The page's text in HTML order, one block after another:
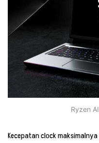
Ryzen
Kecepatan clock